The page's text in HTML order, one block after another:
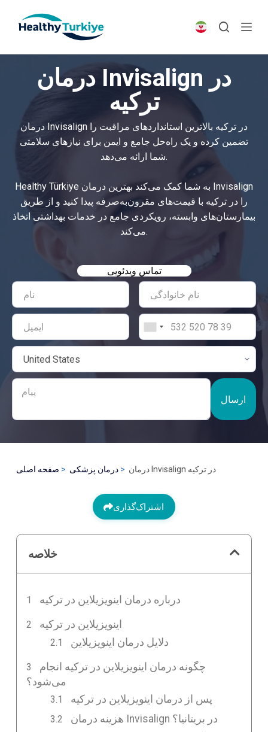
p
درمان Invisalign در
ترکیه
درمان Invisalign در ترکیه بالاترین استانداردهای مراقبت را
تضمین کرده و یک راه‌حل جامع و ایمن برای نیازهای سلامتی
شما ارائه می‌دهد.
Healthy Türkiye به شما کمک می‌کند بهترین درمان Invisalign
را در ترکیه با قیمت‌های مقرون‌به‌صرفه پیدا کنید و از طریق
بیمارستان‌های وابسته، رویکردی جامع در خدمات بهداشتی اتخاذ
می‌کند.
تماس ویدئویی
ارسال
صفحه اصلی درمان پزشکی درمان Invisalign در ترکیه
اشتراک‌گذاری
خلاصه
درباره درمان اینویزیلاین در ترکیه
اینویزیلاین در ترکیه
دلایل درمان اینویزیلاین
چگونه درمان اینویزیلاین در ترکیه انجام
می‌شود؟
پس از درمان اینویزیلاین در ترکیه
هزینه درمان Invisalign در بریتانیا؟